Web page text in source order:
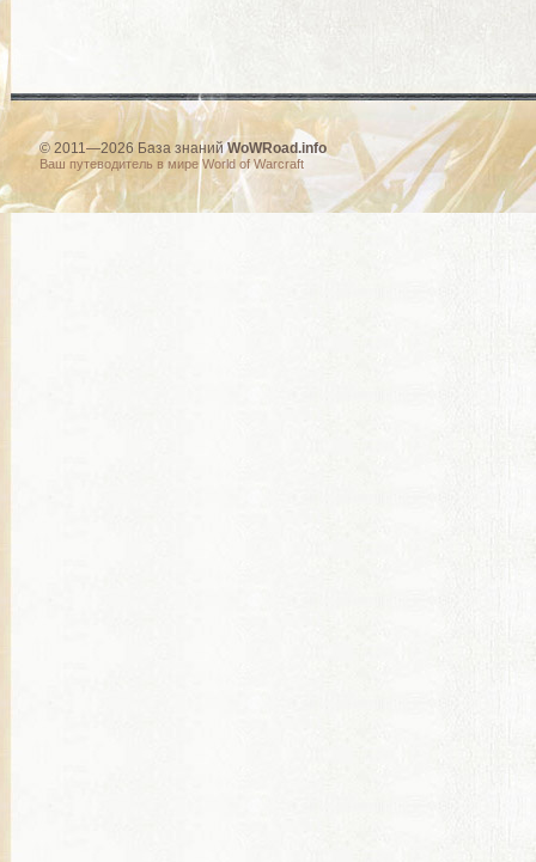
© 2011—2026 База знанийWoWRoad.info
Ваш путеводитель в мире World of Warcraft